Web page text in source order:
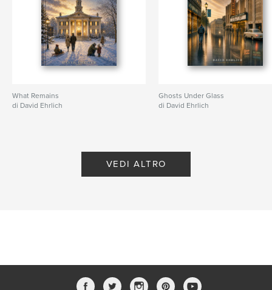
What Remains
di David Ehrlich
Ghosts Under Glass
di David Ehrlich
VEDI ALTRO